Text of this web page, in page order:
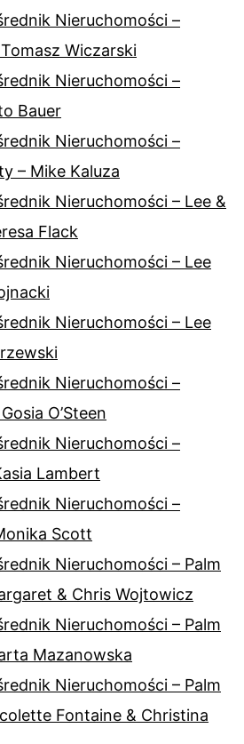
Nieruchomości –
Wiczarski
Nieruchomości –
Bauer
Nieruchomości –
– Mike Kaluza
Nieruchomości – Lee &
Flack
Nieruchomości – Lee
Nieruchomości – Lee
Nieruchomości –
O’Steen
Nieruchomości –
Lambert
Nieruchomości –
Scott
Nieruchomości – Palm
& Chris Wojtowicz
Nieruchomości – Palm
Mazanowska
Nieruchomości – Palm
Fontaine & Christina